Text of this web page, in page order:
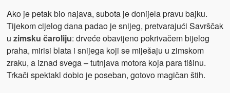
Ako je petak bio najava, subota je donijela pravu bajku.
Tijekom cijelog dana padao je snijeg, pretvarajući Savrščak
u zimsku čaroliju: drveće obavijeno pokrivačem bijelog
praha, mirisi blata i snijega koji se miješaju u zimskom
zraku, a iznad svega – tutnjava motora koja para tišinu.
Trkači spektakl dobio je poseban, gotovo magičan štih.